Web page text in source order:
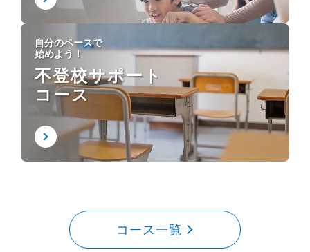
自分のペースで
始めよう！
不登校サポート
コース
コース一覧